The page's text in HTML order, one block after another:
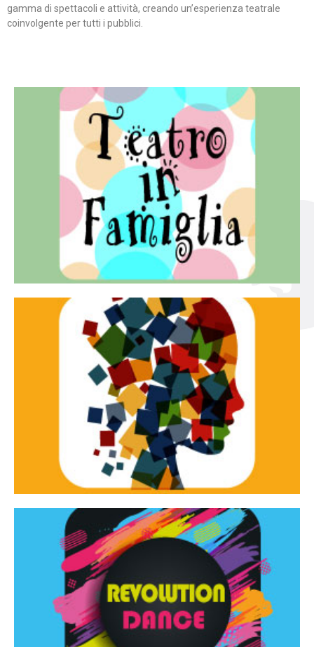
gamma di spettacoli e attività, creando un’esperienza teatrale
coinvolgente per tutti i pubblici.
Teatro in famiglia
Teatro In Famiglia è una rassegna di teatro concepita
per far condividere e godere del teatro all’intera
famiglia.
Continua
Tracce dinamiche
Tracce Dinamiche è una rassegna di teatro
d’innovazione e sperimentale.
Continua
Revolution Dance
Rassegna di danza contemporanea – I Edizione